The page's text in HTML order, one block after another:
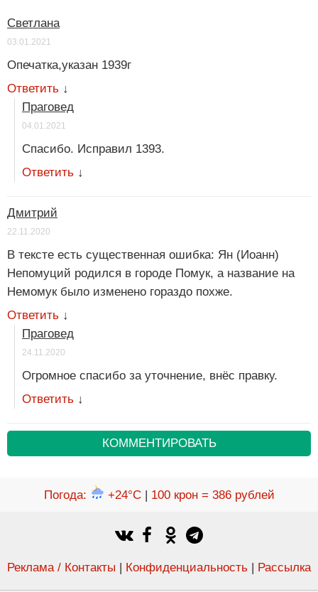
Светлана
03.01.2021
Опечатка,указан 1939г
Ответить ↓
Праговед
04.01.2021
Спасибо. Исправил 1393.
Ответить ↓
Дмитрий
22.11.2020
В тексте есть существенная ошибка: Ян (Иоанн)
Непомуций родился в городе Помук, а название на
Немомук было изменено гораздо похже.
Ответить ↓
Праговед
24.11.2020
Огромное спасибо за уточнение, внёс правку.
Ответить ↓
КОММЕНТИРОВАТЬ
Погода: +24°C| 100 крон = 386 рублей
Реклама / Контакты Конфиденциальность Рассылка